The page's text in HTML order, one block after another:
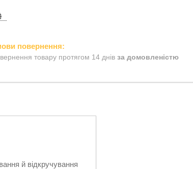
товару протягом 14 днів за домовленістю
й відкручування